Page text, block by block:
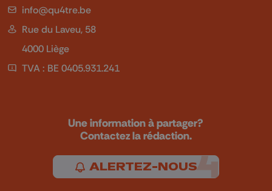
info@qu4tre.be
Rue du Laveu, 58
4000 Liège
TVA : BE 0405.931.241
Une information à partager?
Contactez la rédaction.
ALERTEZ-NOUS